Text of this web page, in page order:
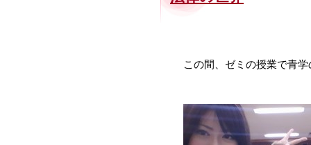
この間、ゼミの授業で青